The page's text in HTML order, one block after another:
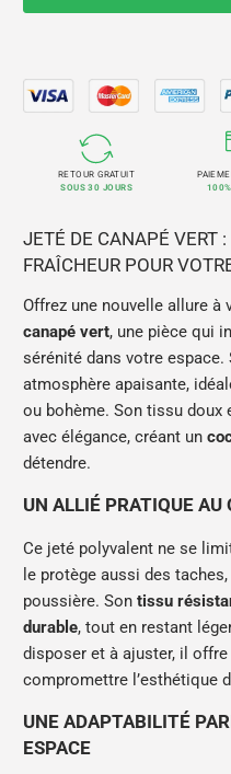
RETOUR GRATUIT
SOUS 30 JOURS
JETÉ DE CANAPÉ VERT
FRAÎCHEUR POUR
Offrez une nouvelle allure à
canapé vert, une pièce qui
sérénité dans votre espace.
atmosphère apaisante,
ou bohème. Son tissu
avec élégance, créant un
détendre.
UN ALLIÉ PRATIQUE AU
Ce jeté polyvalent ne se
le protège aussi des
poussière. Sontissu
durable, tout en restant
disposer et à ajuster, il
compromettre l’esthétique
UNE ADAPTABILITÉ
ESPACE